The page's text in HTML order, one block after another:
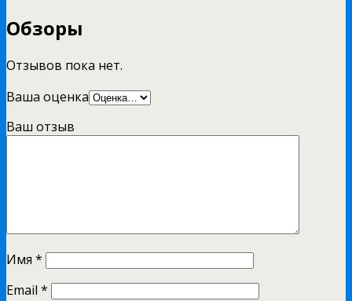
Обзоры
Отзывов пока нет.
Ваша оценка
Ваш отзыв
Имя *
Email *